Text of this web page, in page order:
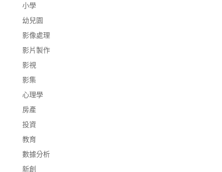
小學
幼兒園
影像處理
影片製作
影視
影集
心理學
房產
投資
教育
數據分析
新創